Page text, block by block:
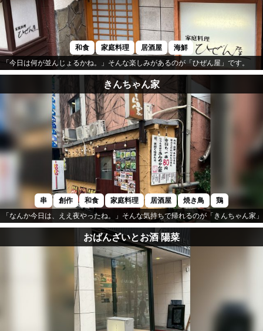
和食 家庭料理 居酒屋
海鮮
「今日は何が並んじょるかね。」そんな楽しみがあるのが「ひぜん屋」です。
きんちゃん家
串 創作 和食 家庭料理 居酒屋 焼き鳥
鶏
「なんか今日は、ええ夜やったね。」そんな気持ちで帰れるのが「きんちゃん家
おばんざいとお酒 陽菜